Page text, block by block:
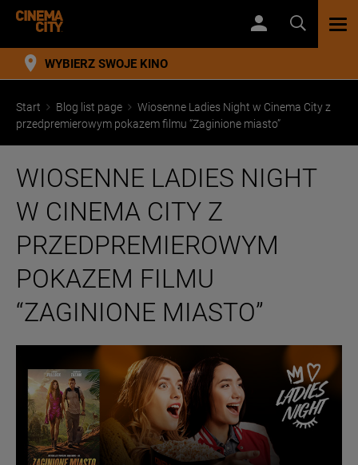
WYBIERZ SWOJE KINO
Start Blog list page
Wiosenne Ladies Night w Cinema City z
przedpremierowym pokazem filmu “Zaginione miasto”
WIOSENNE LADIES NIGHT
W CINEMA CITY Z
PRZEDPREMIEROWYM
POKAZEM FILMU
“ZAGINIONE MIASTO”